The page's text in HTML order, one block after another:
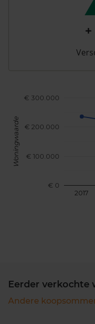
2017
€ 0
€ 100.000
€ 200.000
€ 300.000
Woningwaarde
Eerder verkochte
Andere